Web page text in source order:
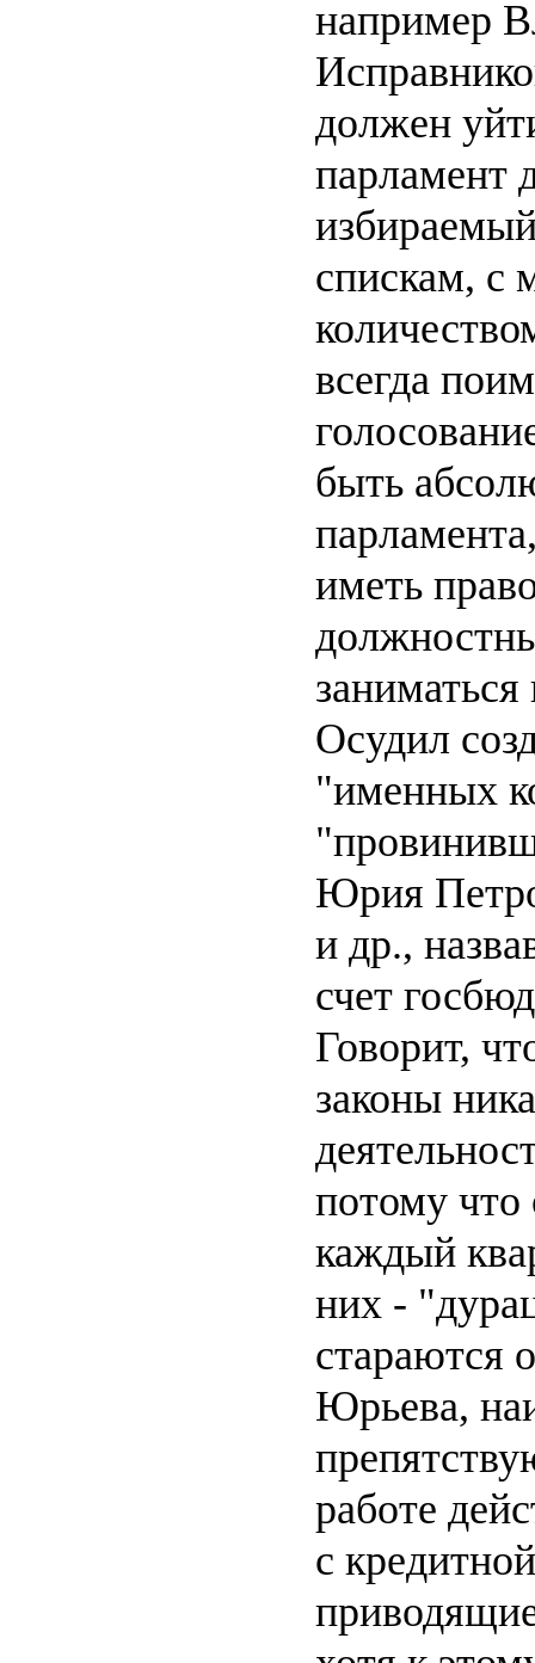
например
должен
парламент
спискам, с
всегда
быть
иметь
заниматься
Осудил
"именных
Юрия
и др.,
счет
Говорит,
законы
потому
каждый
них -
стараются
Юрьева,
работе
с